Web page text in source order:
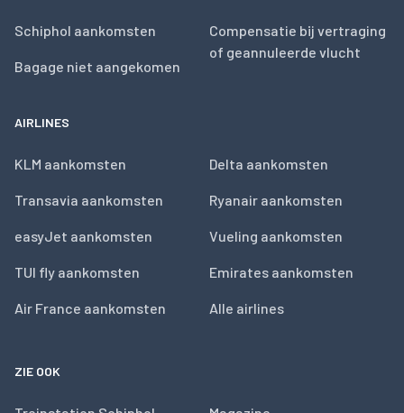
Schiphol aankomsten
Bagage niet aangekomen
Compensatie bij vertraging
of geannuleerde vlucht
AIRLINES
KLM aankomsten
Transavia aankomsten
easyJet aankomsten
TUI fly aankomsten
Air France aankomsten
Delta aankomsten
Ryanair aankomsten
Vueling aankomsten
Emirates aankomsten
Alle airlines
ZIE OOK